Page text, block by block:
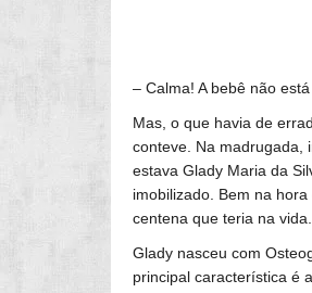
– Calma! A bebê não
Mas, o que havia de
conteve. Na madrugada,
estava Glady Maria da
imobilizado. Bem na
centena que teria na vida.
Glady nasceu com
principal característica é